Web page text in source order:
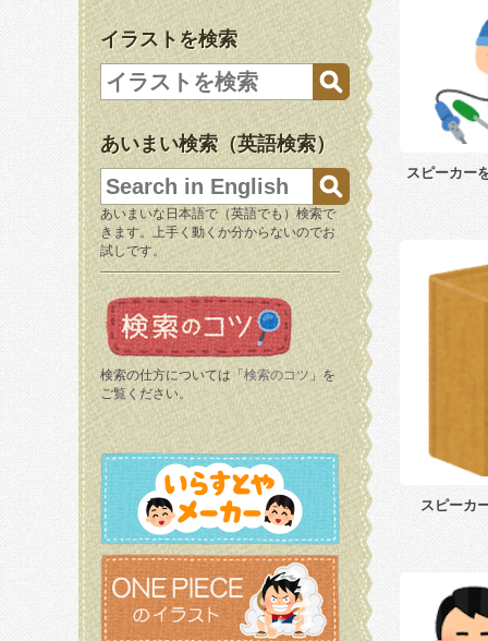
イラストを検索
あいまい検索（英語検索）
あいまいな日本語で（英語でも）検索で
きます。上手く動くか分からないのでお
試しです。
検索の仕方については「 検索のコツ 」を
ご覧ください。
スピーカー
スピーカ